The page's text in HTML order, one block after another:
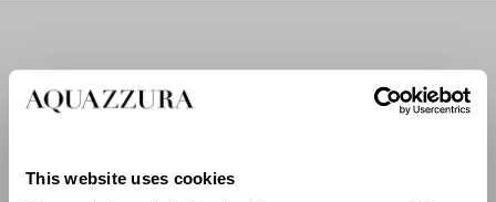
This website uses cookies
EXPÉDITION ET RETOUR